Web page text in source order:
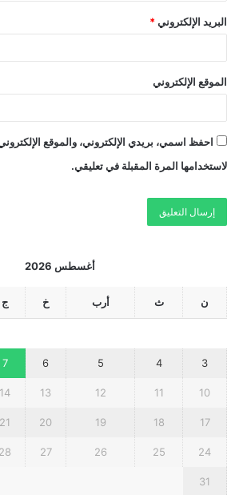
البريد الإلكتروني *
الموقع الإلكتروني
احفظ اسمي، بريدي الإلكتروني، والموقع
لاستخدامها المرة المقبلة في تعليقي.
أغسطس 2026
ن ث أرب خ ج
3
4
5
6
7
10
11
12
13
14
17
18
19
20
21
24
25
26
27
28
31